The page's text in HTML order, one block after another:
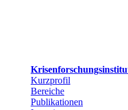
Kurzprofil
Bereiche
Publikationen